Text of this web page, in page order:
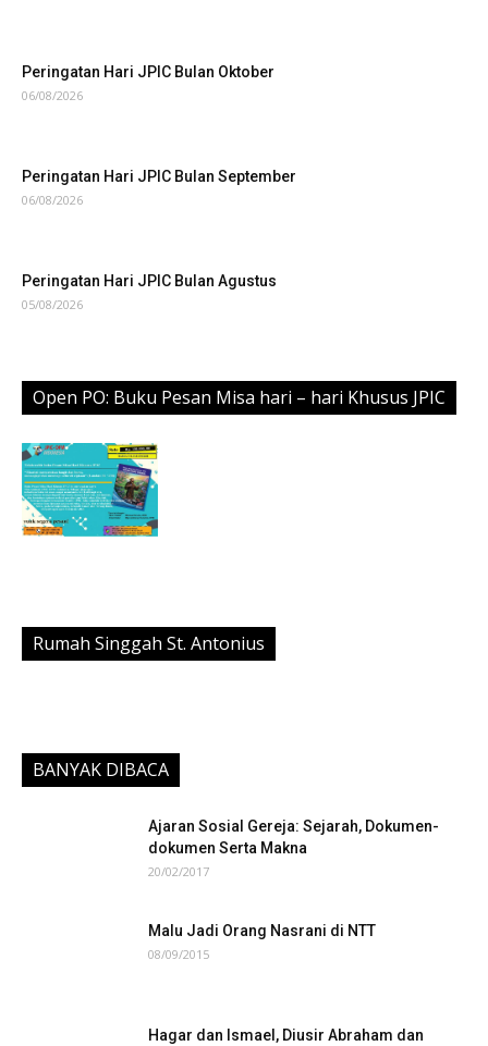
Peringatan Hari JPIC Bulan Oktober
06/08/2026
Peringatan Hari JPIC Bulan September
06/08/2026
Peringatan Hari JPIC Bulan Agustus
05/08/2026
Open PO: Buku Pesan Misa hari – hari Khusus JPIC
Rumah Singgah St. Antonius
BANYAK DIBACA
Ajaran Sosial Gereja: Sejarah, Dokumen-
dokumen Serta Makna
20/02/2017
Malu Jadi Orang Nasrani di NTT
08/09/2015
Hagar dan Ismael, Diusir Abraham dan